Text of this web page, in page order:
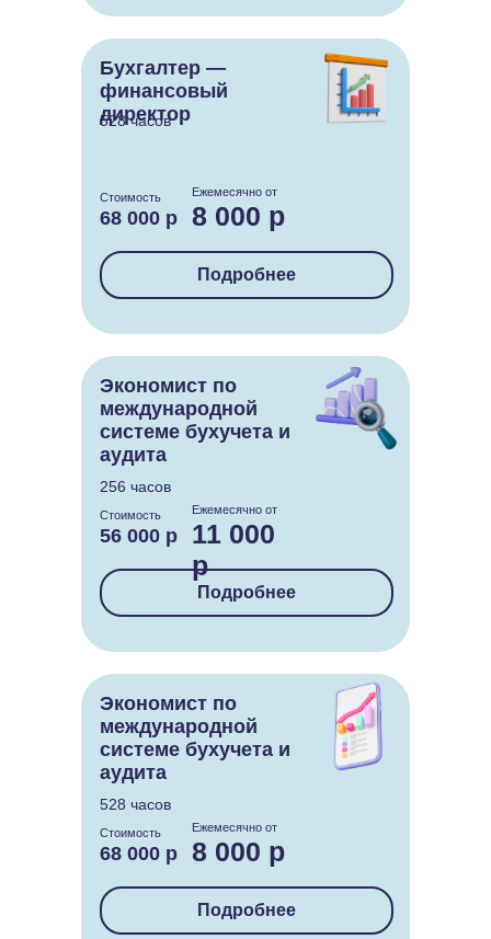
Бухгалтер —
финансовый
директор
528 часов
8 000 р
68 000 р
Ежемесячно от
Стоимость
Подробнее
Экономист по
международной
системе бухучета и
аудита
256 часов
11 000
р
56 000 р
Ежемесячно от
Стоимость
Подробнее
Экономист по
международной
системе бухучета и
аудита
528 часов
8 000 р
68 000 р
Ежемесячно от
Стоимость
Подробнее